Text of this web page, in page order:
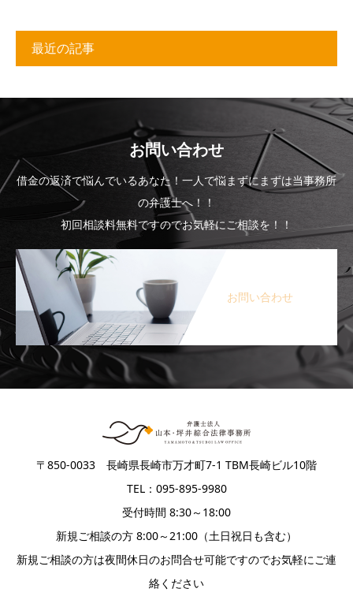
最近の記事
お問い合わせ
借金の返済で悩んでいるあなた！一人で悩まずにまずは当事務所
の弁護士へ！！
初回相談料無料ですのでお気軽にご相談を！！
お問い合わせ
〒850-0033 長崎県長崎市万才町7-1 TBM長崎ビル10階
TEL：095-895-9980
受付時間 8:30～18:00
新規ご相談の方 8:00～21:00（土日祝日も含む）
新規ご相談の方は夜間休日のお問合せ可能ですのでお気軽にご連
絡ください